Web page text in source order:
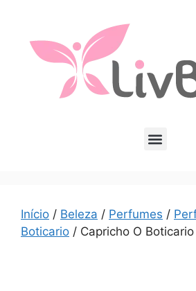
Início / Beleza / Perfumes /
Boticario / Capricho O